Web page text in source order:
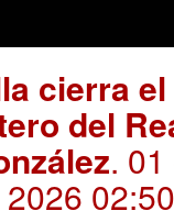
cierra
del
.
02:50